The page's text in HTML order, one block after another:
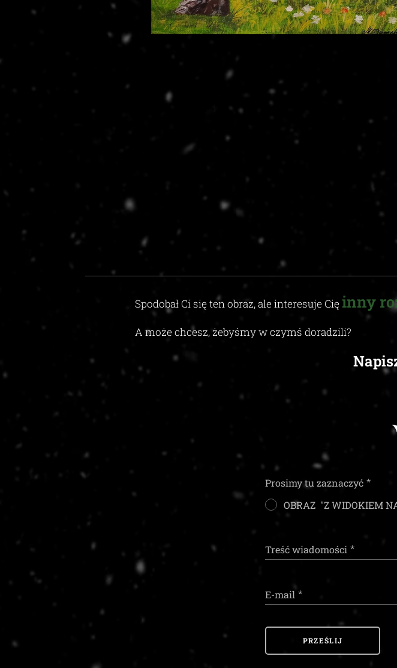
Spodobał Ci się ten obraz, ale interesuje Cięinny
A może chcesz, żebyśmy w czymś doradzili?
Prosimy tu zaznaczyć
OBRAZ "Z WIDOKIEM
Treść wiadomości
E-mail
PRZEŚLIJ